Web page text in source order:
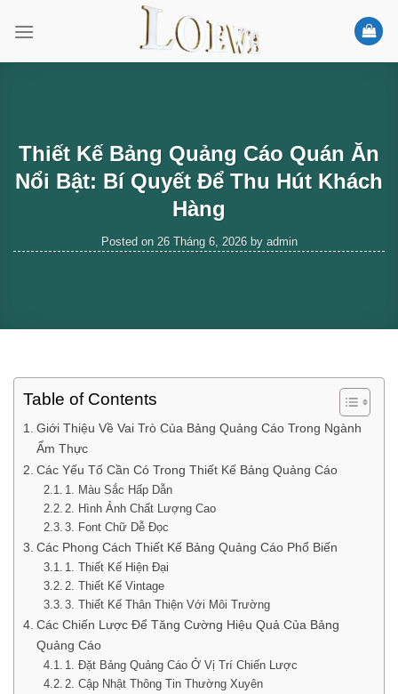
Thiết Kế Bảng Quảng Cáo Quán Ăn
Nổi Bật: Bí Quyết Để Thu Hút Khách
Hàng
Posted on 26 Tháng 6, 2026by admin
Table of Contents
Giới Thiệu Về Vai Trò Của Bảng Quảng Cáo Trong Ngành
Ẩm Thực
Các Yếu Tố Cần Có Trong Thiết Kế Bảng Quảng Cáo
1. Màu Sắc Hấp Dẫn
2. Hình Ảnh Chất Lượng Cao
3. Font Chữ Dễ Đọc
Các Phong Cách Thiết Kế Bảng Quảng Cáo Phổ Biến
1. Thiết Kế Hiện Đại
2. Thiết Kế Vintage
3. Thiết Kế Thân Thiện Với Môi Trường
Các Chiến Lược Để Tăng Cường Hiệu Quả Của Bảng
Quảng Cáo
1. Đặt Bảng Quảng Cáo Ở Vị Trí Chiến Lược
2. Cập Nhật Thông Tin Thường Xuyên